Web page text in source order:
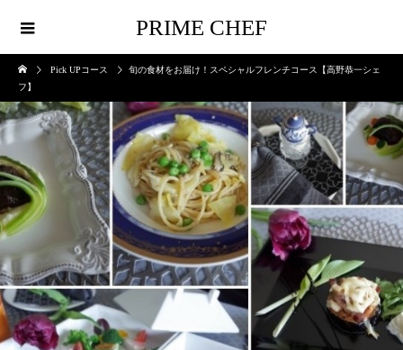
PRIME CHEF
Pick UPコース
旬の食材をお届け！スペシャルフレンチコース【高野恭一シェ
フ】